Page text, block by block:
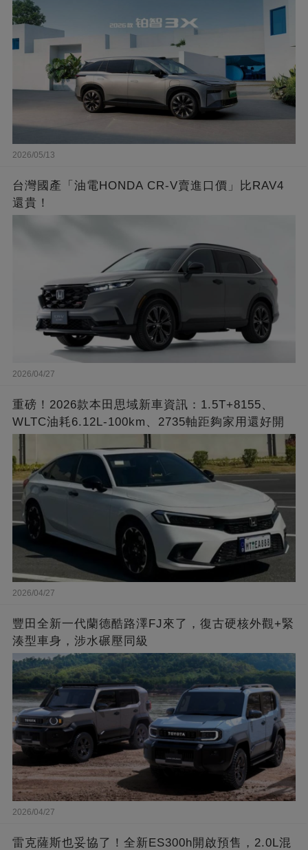
2026/05/13
台灣國產「油電HONDA CR-V賣進口價」比RAV4
還貴！
2026/04/27
重磅！2026款本田思域新車資訊：1.5T+8155、
WLTC油耗6.12L-100km、2735軸距夠家用還好開
2026/04/27
豐田全新一代蘭德酷路澤FJ來了，復古硬核外觀+緊
湊型車身，涉水碾壓同級
2026/04/27
雷克薩斯也妥協了！全新ES300h開啟預售，2.0L混